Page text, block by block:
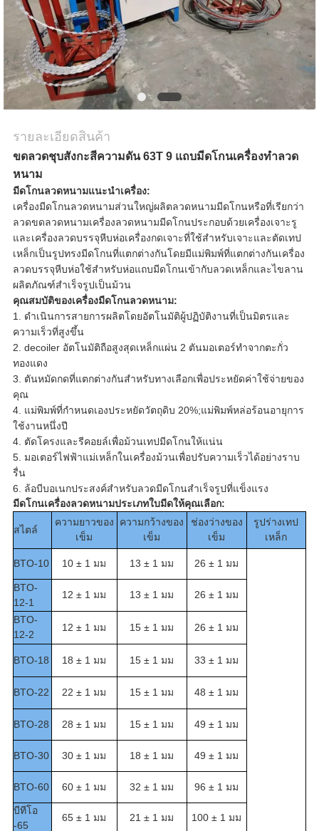
ราคา
แผนผัง
เว็บไซต์
PRIVACY
POLICY
รายละเอียดสินค้า
ขดลวดชุบสังกะสีความดัน 63T 9 แถบมีดโกนเครื่องทำลวด
หนาม
มีดโกนลวดหนามแนะนำเครื่อง:
เครื่องมีดโกนลวดหนามส่วนใหญ่ผลิตลวดหนามมีดโกนหรือที่เรียกว่า
ลวดขดลวดหนามเครื่องลวดหนามมีดโกนประกอบด้วยเครื่องเจาะรู
และเครื่องลวดบรรจุหีบห่อเครื่องกดเจาะที่ใช้สำหรับเจาะและตัดเทป
เหล็กเป็นรูปทรงมีดโกนที่แตกต่างกันโดยมีแม่พิมพ์ที่แตกต่างกันเครื่อง
ลวดบรรจุหีบห่อใช้สำหรับห่อแถบมีดโกนเข้ากับลวดเหล็กและไขลาน
ผลิตภัณฑ์สำเร็จรูปเป็นม้วน
คุณสมบัติของเครื่องมีดโกนลวดหนาม:
1. ดำเนินการสายการผลิตโดยอัตโนมัติผู้ปฏิบัติงานที่เป็นมิตรและ
ความเร็วที่สูงขึ้น
2. decoiler อัตโนมัติถือสูงสุดเหล็กแผ่น 2 ตันมอเตอร์ทำจากตะกั่ว
ทองแดง
3. ตันหมัดกดที่แตกต่างกันสำหรับทางเลือกเพื่อประหยัดค่าใช้จ่ายของ
คุณ
4. แม่พิมพ์ที่กำหนดเองประหยัดวัตถุดิบ 20%;แม่พิมพ์หล่อร้อนอายุการ
ใช้งานหนึ่งปี
4. ตัดโครงและรีคอยล์เพื่อม้วนเทปมีดโกนให้แน่น
5. มอเตอร์ไฟฟ้าแม่เหล็กในเครื่องม้วนเพื่อปรับความเร็วได้อย่างราบ
รื่น
6. ล้อบีบอเนกประสงค์สำหรับลวดมีดโกนสำเร็จรูปที่แข็งแรง
มีดโกนเครื่องลวดหนามประเภทใบมีดให้คุณเลือก:
สไตล์
ความยาวของ
เข็ม
ความกว้างของ
เข็ม
ช่องว่างของ
เข็ม
รูปร่างเทป
เหล็ก
BTO-10 10 ± 1 มม 13 ± 1 มม 26 ± 1 มม
BTO-
12-1
12 ± 1 มม 13 ± 1 มม 26 ± 1 มม
BTO-
12-2
12 ± 1 มม 15 ± 1 มม 26 ± 1 มม
BTO-18 18 ± 1 มม 15 ± 1 มม 33 ± 1 มม
BTO-22 22 ± 1 มม 15 ± 1 มม 48 ± 1 มม
BTO-28 28 ± 1 มม 15 ± 1 มม 49 ± 1 มม
BTO-30 30 ± 1 มม 18 ± 1 มม 49 ± 1 มม
BTO-60 60 ± 1 มม 32 ± 1 มม 96 ± 1 มม
บีทีโอ
-65
65 ± 1 มม 21 ± 1 มม 100 ± 1 มม